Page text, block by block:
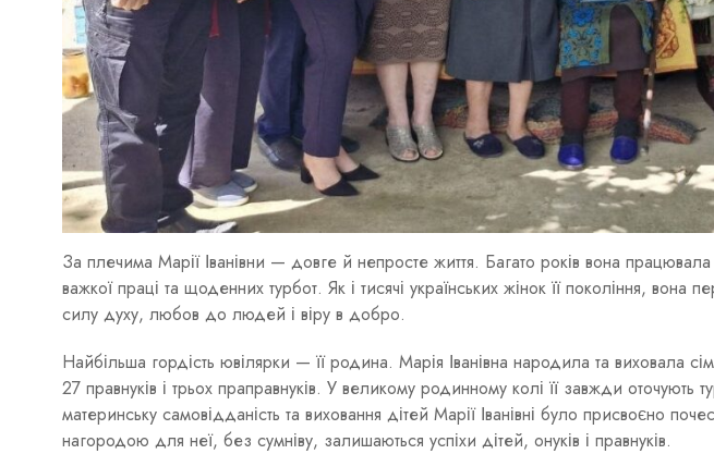
За плечима Марії Іванівни — довге й непросте життя. Багато років вона
важкої праці та щоденних турбот. Як і тисячі українських жінок її покоління,
силу духу, любов до людей і віру в добро.
Найбільша гордість ювілярки — її родина. Марія Іванівна народила та виховала
27 правнуків і трьох праправнуків. У великому родинному колі її завжди оточують
материнську самовідданість та виховання дітей Марії Іванівні було присвоєно
нагородою для неї, без сумніву, залишаються успіхи дітей, онуків і правнуків.